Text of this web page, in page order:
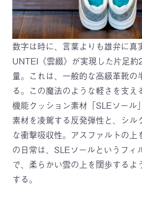
数字は時に、言葉よりも雄弁に真
UNTEI《雲綴》が実現した片足
量。これは、一般的な高級革靴の
る。この魔法のような軽さを支え
機能クッション素材「SLEソール
素材を凌駕する反発弾性と、シル
な衝撃吸収性。アスファルトの上
の日常は、SLEソールというフィ
で、柔らかい雲の上を闊歩するよ
する。